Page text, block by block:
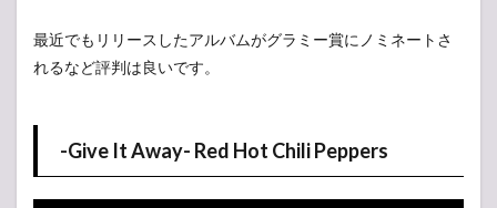
最近でもリリースしたアルバムがグラミー賞にノミネートさ
れるなど評判は良いです。
-Give It Away- Red Hot Chili Peppers